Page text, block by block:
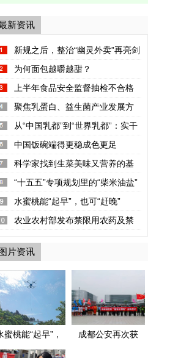
新资讯
新规之后，整治“幽灵外卖”再亮剑
为何面包越嚼越甜？
上半年食品安全监督抽检不合格
率2.22%聚焦乳蛋白、益生菌产业发展方
向 “可感知高品质探寻荟”呼和浩...
从“中国乳都”到“世界乳都”：实干
铸就的产业丰碑
中国饭碗端得更稳成色更足
科学家找到生菜美味又营养的基
因密码“十五五”专项规划里的“柴米油盐”
水蜜桃能“起早”，也可“赶晚”
农业农村部发布禁限用农药及禁
片资讯
蜜桃能“起早”，
也可“赶晚”
成都公安再次获